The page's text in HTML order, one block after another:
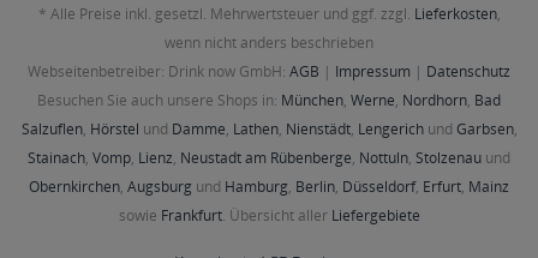
* Alle Preise inkl. gesetzl. Mehrwertsteuer und ggf. zzgl. Lieferkosten,
wenn nicht anders beschrieben
Webseitenbetreiber: Drink now GmbH: AGB | Impressum | Datenschutz
Besuchen Sie auch unsere Shops in: München, Werne, Nordhorn, Bad
Salzuflen, Hörstel und Damme, Lathen, Nienstädt, Lengerichund Garbsen,
Stainach, Vomp, Lienz, Neustadt am Rübenberge, Nottuln, Stolzenau und
Obernkirchen, Augsburg und Hamburg, Berlin, Düsseldorf, Erfurt, Mainz
sowie Frankfurt. Übersicht aller Liefergebiete